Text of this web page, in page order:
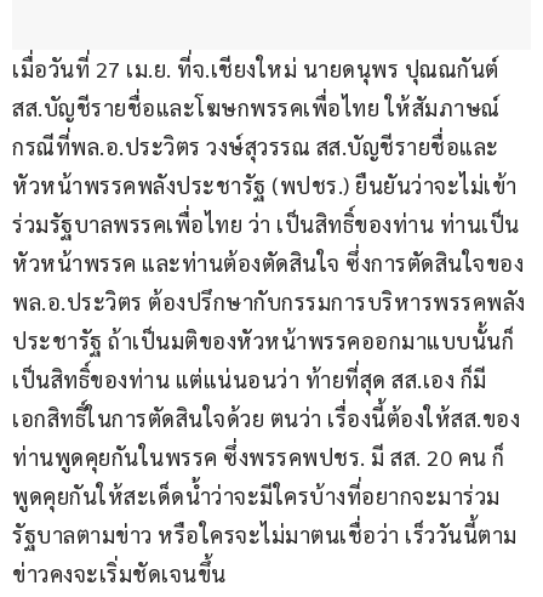
เมื่อวันที่ 27 เม.ย. ที่จ.เชียงใหม่ นายดนุพร ปุณณกันต์
สส.บัญชีรายชื่อและโฆษกพรรคเพื่อไทย ให้สัมภาษณ์
กรณีที่พล.อ.ประวิตร วงษ์สุวรรณ สส.บัญชีรายชื่อและ
หัวหน้าพรรคพลังประชารัฐ (พปชร.) ยืนยันว่าจะไม่เข้า
ร่วมรัฐบาลพรรคเพื่อไทย ว่า เป็นสิทธิ์ของท่าน ท่านเป็น
หัวหน้าพรรค และท่านต้องตัดสินใจ ซึ่งการตัดสินใจของ
พล.อ.ประวิตร ต้องปรึกษากับกรรมการบริหารพรรคพลัง
ประชารัฐ ถ้าเป็นมติของหัวหน้าพรรคออกมาแบบนั้นก็
เป็นสิทธิ์ของท่าน แต่แน่นอนว่า ท้ายที่สุด สส.เอง ก็มี
เอกสิทธิ์ในการตัดสินใจด้วย ตนว่า เรื่องนี้ต้องให้สส.ของ
ท่านพูดคุยกันในพรรค ซึ่งพรรคพปชร. มี สส. 20 คน ก็
พูดคุยกันให้สะเด็ดน้ำว่าจะมีใครบ้างที่อยากจะมาร่วม
รัฐบาลตามข่าว หรือใครจะไม่มาตนเชื่อว่า เร็ววันนี้ตาม
ข่าวคงจะเริ่มชัดเจนขึ้น